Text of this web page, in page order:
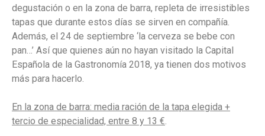
degustación o en la zona de barra, repleta de irresistibles
tapas que durante estos días se sirven en compañía.
Además, el 24 de septiembre ‘la cerveza se bebe con
pan…’ Así que quienes aún no hayan visitado la Capital
Española de la Gastronomía 2018, ya tienen dos motivos
más para hacerlo.
En la zona de barra: media ración de la tapa elegida +
tercio de especialidad, entre 8 y 13 €.